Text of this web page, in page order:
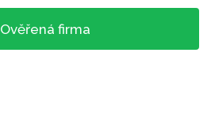
Ověřená firma